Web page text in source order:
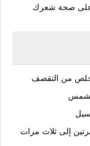
على صحة شعرك
من التقصف
إلى ثلاث مرات